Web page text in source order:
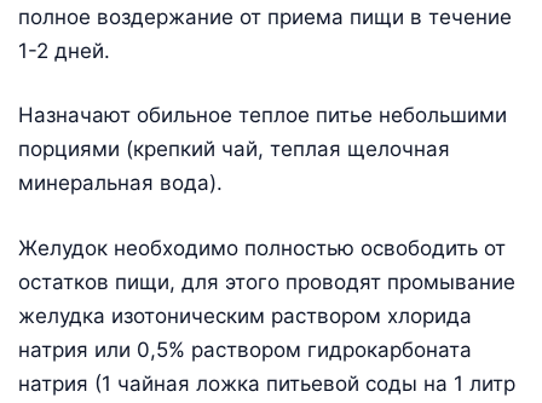
полное воздержание от приема пищи в течение
1-2 дней.
Назначают обильное теплое питье небольшими
порциями (крепкий чай, теплая щелочная
минеральная вода).
Желудок необходимо полностью освободить от
остатков пищи, для этого проводят промывание
желудка изотоническим раствором хлорида
натрия или 0,5% раствором гидрокарбоната
натрия (1 чайная ложка питьевой соды на 1 литр